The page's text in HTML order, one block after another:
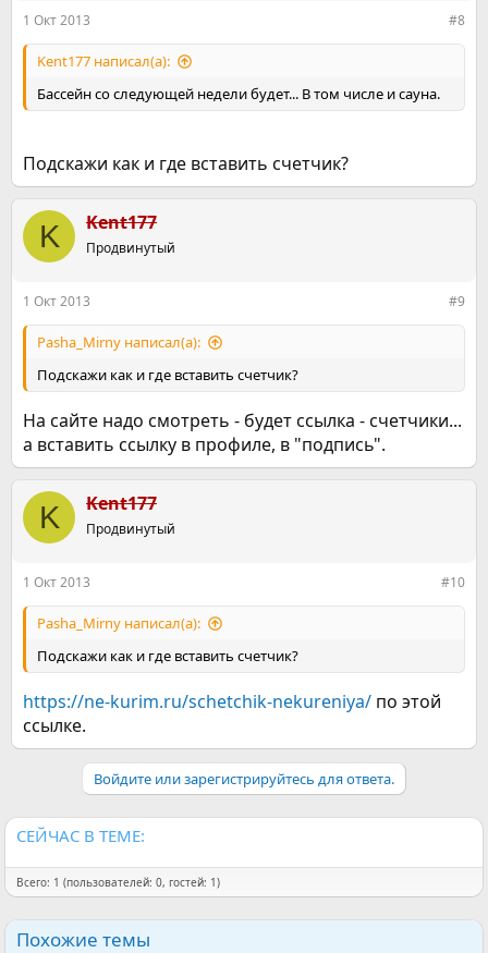
1 Окт 2013 #8
Kent177 написал(а):
Бассейн со следующей недели будет... В том числе и сауна.
Подскажи как и где вставить счетчик?
K Kent177
Продвинутый
1 Окт 2013 #9
Pasha_Mirny написал(а):
Подскажи как и где вставить счетчик?
На сайте надо смотреть - будет ссылка - счетчики...
а вставить ссылку в профиле, в "подпись".
K Kent177
Продвинутый
1 Окт 2013 #10
Pasha_Mirny написал(а):
Подскажи как и где вставить счетчик?
https://ne-kurim.ru/schetchik-nekureniya/ по этой
ссылке.
Войдите или зарегистрируйтесь для ответа.
СЕЙЧАС В ТЕМЕ:
Всего: 1 (пользователей: 0, гостей: 1)
Похожие темы